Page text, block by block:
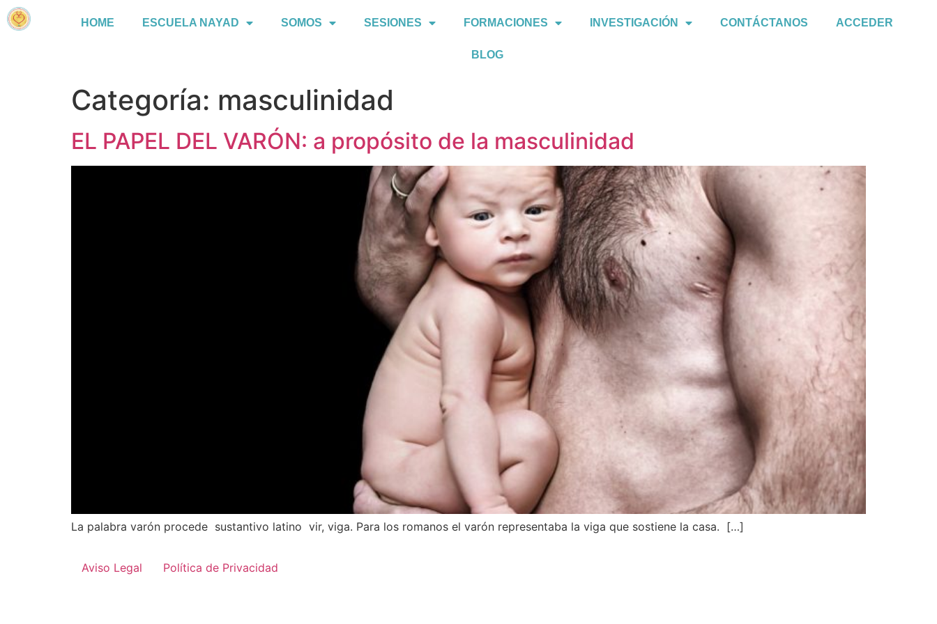
HOME ESCUELA NAYAD SOMOS SESIONES FORMACIONES INVESTIGACIÓN CONTÁCTANOS ACCEDER
BLOG
Categoría: masculinidad
EL PAPEL DEL VARÓN: a propósito de la masculinidad
La palabra varón procede sustantivo latino vir, viga. Para los romanos el varón representaba la viga que sostiene la casa. […]
Aviso Legal Política de Privacidad